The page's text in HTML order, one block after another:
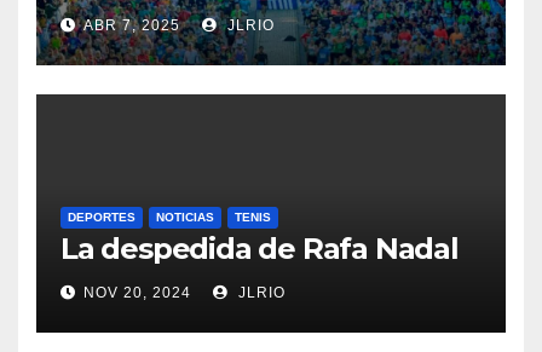
ABR 7, 2025 JLRIO
DEPORTES NOTICIAS TENIS
La despedida de Rafa Nadal
NOV 20, 2024 JLRIO